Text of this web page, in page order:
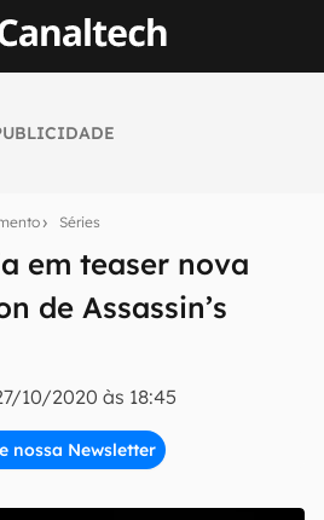
Séries
em teaser nova
de Assassin’s
10/2020 às 18:45
nossa Newsletter
tecnologia em primeira
inscreva-se
do Canaltech.